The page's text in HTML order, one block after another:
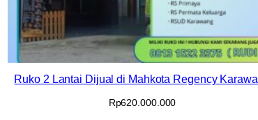
Ruko 2 Lantai Dijual di Mahkota Regency
Rp620.000.000